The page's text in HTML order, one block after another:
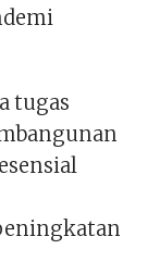
tugas